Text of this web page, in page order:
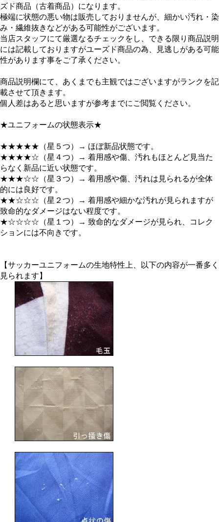
ズド商品（古着商品）になります。
極端に状態の悪い物は販売しておりませんが、細かい汚れ・染
み・繊維抜きなどがある可能性がございます。
当店スタッフにて厳選なるチェックをし、できる限り商品説明
には記載しておりますがユーズド商品の為、見逃しがある可能
性があります事をご了承ください。
商品説明欄にて、あくまでも主観ではございますがランクを記
載させて頂きます。
個人差はあると思いますが参考までにご閲覧ください。
★ユニフォームの状態表示★
★★★★★（星５つ）→ ほぼ新品状態です。
★★★★☆（星４つ）→ 着用感や傷、汚れもほとんど見当た
らなく新品に近い状態です。
★★★☆☆（星３つ）→ 着用感や傷、汚れは見られるが全体
的には良好です。
★★☆☆☆（星２つ）→ 着用感や細かな汚れが見られますが
致命的なダメージはない程度です。
★☆☆☆☆（星１つ）→ 致命的なダメージが見られ、コレク
ションには不向きです。
【サッカーユニフォームの生地特性上、以下の内容が一番多く
見られます】